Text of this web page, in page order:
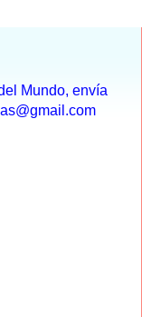
Mundo, envía